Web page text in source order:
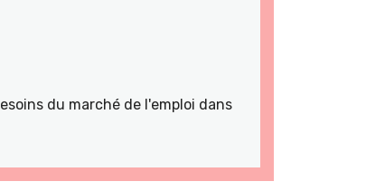
du marché de l'emploi dans